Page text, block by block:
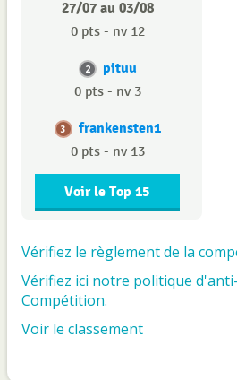
27/07 au 03/08
0 pts - nv 12
2 pituu
0 pts - nv 3
3 frankensten1
0 pts - nv 13
Voir le Top 15
Vérifiez le règlement de la
Vérifiez ici notre politique
Compétition.
Voir le classement